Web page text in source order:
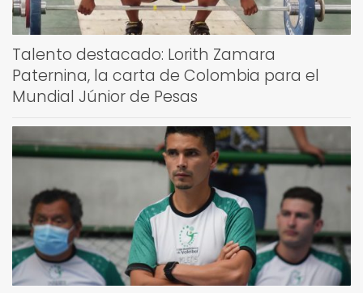
Talento destacado: Lorith Zamara
Paternina, la carta de Colombia para el
Mundial Júnior de Pesas